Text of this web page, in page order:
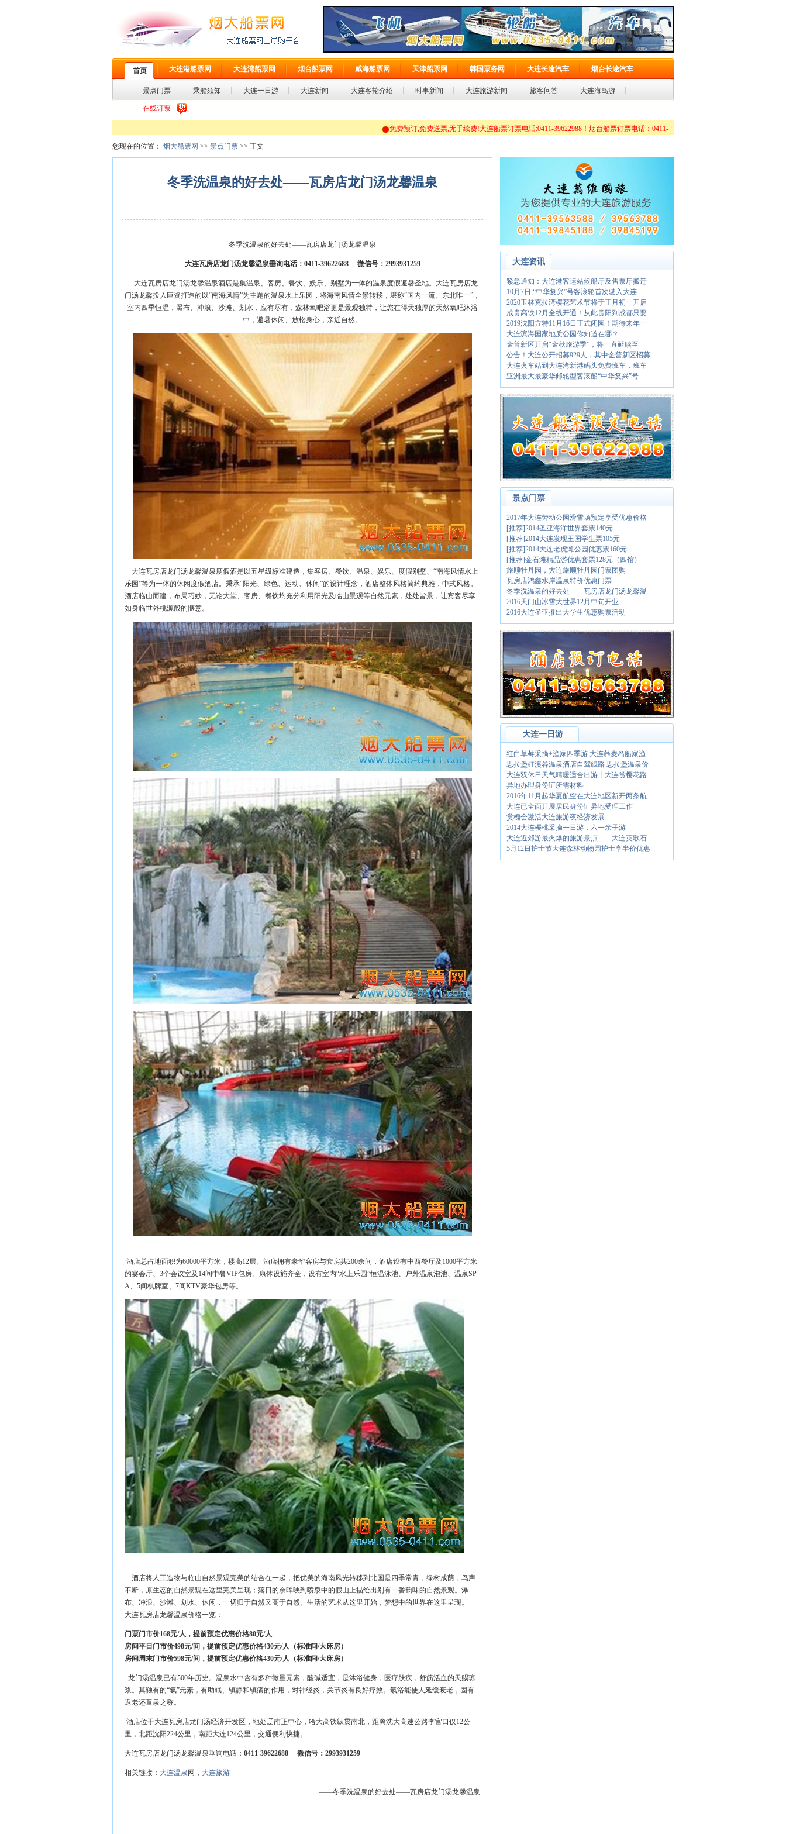
首页 大连港船票网 大连湾船票网 烟台船票网 威海船票网 天津船票网 韩国票务网 大连长途汽车 烟台长途汽车
景点门票 乘船须知 大连一日游 大连新闻 大连客轮介绍 时事新闻 大连旅游新闻 旅客问答 大连海岛游
在线订票
免费预订,免费送票,无手续费!大连船票订票电话:0411-39622988！烟台船票订票电话：0411-39563788
您现在的位置： 烟大船票网 >> 景点门票 >> 正文
冬季洗温泉的好去处——瓦房店龙门汤龙馨温泉
冬季洗温泉的好去处——瓦房店龙门汤龙馨温泉
大连瓦房店龙门汤龙馨温泉垂询电话：0411-39622688 微信号：2993931259
大连瓦房店龙门汤龙馨温泉酒店是集温泉、客房、餐饮、娱乐、别墅为一体的温泉度假避暑圣地。大连瓦房店龙
门汤龙馨投入巨资打造的以“南海风情”为主题的温泉水上乐园，将海南风情全景转移，堪称“国内一流、东北唯一”，
室内四季恒温，瀑布、冲浪、沙滩、划水，应有尽有，森林氧吧浴更是景观独特，让您在得天独厚的天然氧吧沐浴
中，避暑休闲、放松身心，亲近自然。
大连瓦房店龙门汤龙馨温泉度假酒是以五星级标准建造，集客房、餐饮、温泉、娱乐、度假别墅、“南海风情水上
乐园”等为一体的休闲度假酒店。秉承“阳光、绿色、运动、休闲”的设计理念，酒店整体风格简约典雅，中式风格。
酒店临山而建，布局巧妙，无论大堂、客房、餐饮均充分利用阳光及临山景观等自然元素，处处皆景，让宾客尽享
如身临世外桃源般的惬意。
酒店总占地面积为60000平方米，楼高12层。酒店拥有豪华客房与套房共200余间，酒店设有中西餐厅及1000平方米
的宴会厅、3个会议室及14间中餐VIP包房。康体设施齐全，设有室内“水上乐园”恒温泳池、户外温泉泡池、温泉SP
A、5间棋牌室、7间KTV豪华包房等。
酒店将人工造物与临山自然景观完美的结合在一起，把优美的海南风光转移到北国是四季常青，绿树成荫，鸟声
不断，原生态的自然景观在这里完美呈现；落日的余晖映到喷泉中的假山上描绘出别有一番韵味的自然景观。瀑
布、冲浪、沙滩、划水、休闲，一切归于自然又高于自然。生活的艺术从这里开始，梦想中的世界在这里呈现。
大连瓦房店龙馨温泉价格一览：
门票门市价168元/人，提前预定优惠价格80元/人
房间平日门市价498元/间，提前预定优惠价格430元/人（标准间/大床房）
房间周末门市价598元/间，提前预定优惠价格430元/人（标准间/大床房）
龙门汤温泉已有500年历史。温泉水中含有多种微量元素，酸碱适宜，是沐浴健身，医疗肤疾，舒筋活血的天赐琼
浆。其独有的“氡”元素，有助眠、镇静和镇痛的作用，对神经炎，关节炎有良好疗效。氡浴能使人延缓衰老，固有
返老还童泉之称。
酒店位于大连瓦房店龙门汤经济开发区，地处辽南正中心，哈大高铁纵贯南北，距离沈大高速公路李官口仅12公
里，北距沈阳224公里，南距大连124公里，交通便利快捷。
大连瓦房店龙门汤龙馨温泉垂询电话： 0411-39622688 微信号：2993931259
相关链接： 大连温泉 网， 大连旅游
——冬季洗温泉的好去处——瓦房店龙门汤龙馨温泉
大连资讯
紧急通知：大连港客运站候船厅及售票厅搬迁
10月7日,“中华复兴”号客滚轮首次驶入大连
2020玉林克拉湾樱花艺术节将于正月初一开启
成贵高铁12月全线开通！从此贵阳到成都只要
2019沈阳方特11月16日正式闭园！期待来年一
大连滨海国家地质公园你知道在哪？
金普新区开启“金秋旅游季”，将一直延续至
公告！大连公开招募929人，其中金普新区招募
大连火车站到大连湾新港码头免费班车，班车
亚洲最大最豪华邮轮型客滚船“中华复兴”号
景点门票
2017年大连劳动公园滑雪场预定享受优惠价格
[推荐]2014圣亚海洋世界套票140元
[推荐]2014大连发现王国学生票105元
[推荐]2014大连老虎滩公园优惠票160元
[推荐]金石滩精品游优惠套票128元（四馆）
旅顺牡丹园，大连旅顺牡丹园门票团购
瓦房店鸿鑫水岸温泉特价优惠门票
冬季洗温泉的好去处——瓦房店龙门汤龙馨温
2016天门山冰雪大世界12月中旬开业
2016大连圣亚推出大学生优惠购票活动
大连一日游
红白草莓采摘+渔家四季游 大连荞麦岛船家渔
思拉堡虹溪谷温泉酒店自驾线路 思拉堡温泉价
大连双休日天气晴暖适合出游丨大连赏樱花路
异地办理身份证所需材料
2016年11月起华夏航空在大连地区新开两条航
大连已全面开展居民身份证异地受理工作
赏槐会激活大连旅游夜经济发展
2014大连樱桃采摘一日游，六一亲子游
大连近郊游最火爆的旅游景点——大连英歌石
5月12日护士节大连森林动物园护士享半价优惠